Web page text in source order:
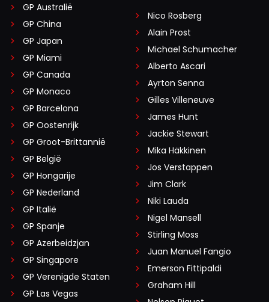
GP Australië
GP China
GP Japan
GP Miami
GP Canada
GP Monaco
GP Barcelona
GP Oostenrijk
GP Groot-Brittannië
GP België
GP Hongarije
GP Nederland
GP Italië
GP Spanje
GP Azerbeidzjan
GP Singapore
GP Verenigde Staten
GP Las Vegas
Nico Rosberg
Alain Prost
Michael Schumacher
Alberto Ascari
Ayrton Senna
Gilles Villeneuve
James Hunt
Jackie Stewart
Mika Häkkinen
Jos Verstappen
Jim Clark
Niki Lauda
Nigel Mansell
Stirling Moss
Juan Manuel Fangio
Emerson Fittipaldi
Graham Hill